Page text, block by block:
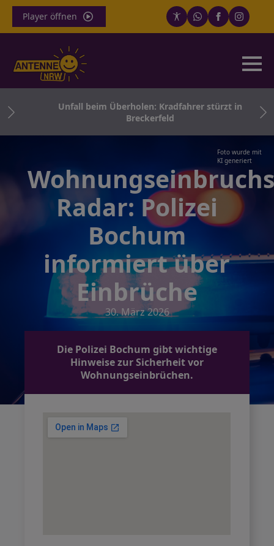
Player öffnen
Unfall beim Überholen: Kradfahrer stürzt in
Breckerfeld
Foto wurde mit
KI generiert
Radar: Polizei
Bochum
informiert über
Einbrüche
30. März 2026
Die Polizei Bochum gibt wichtige
Hinweise zur Sicherheit vor
Wohnungseinbrüchen.